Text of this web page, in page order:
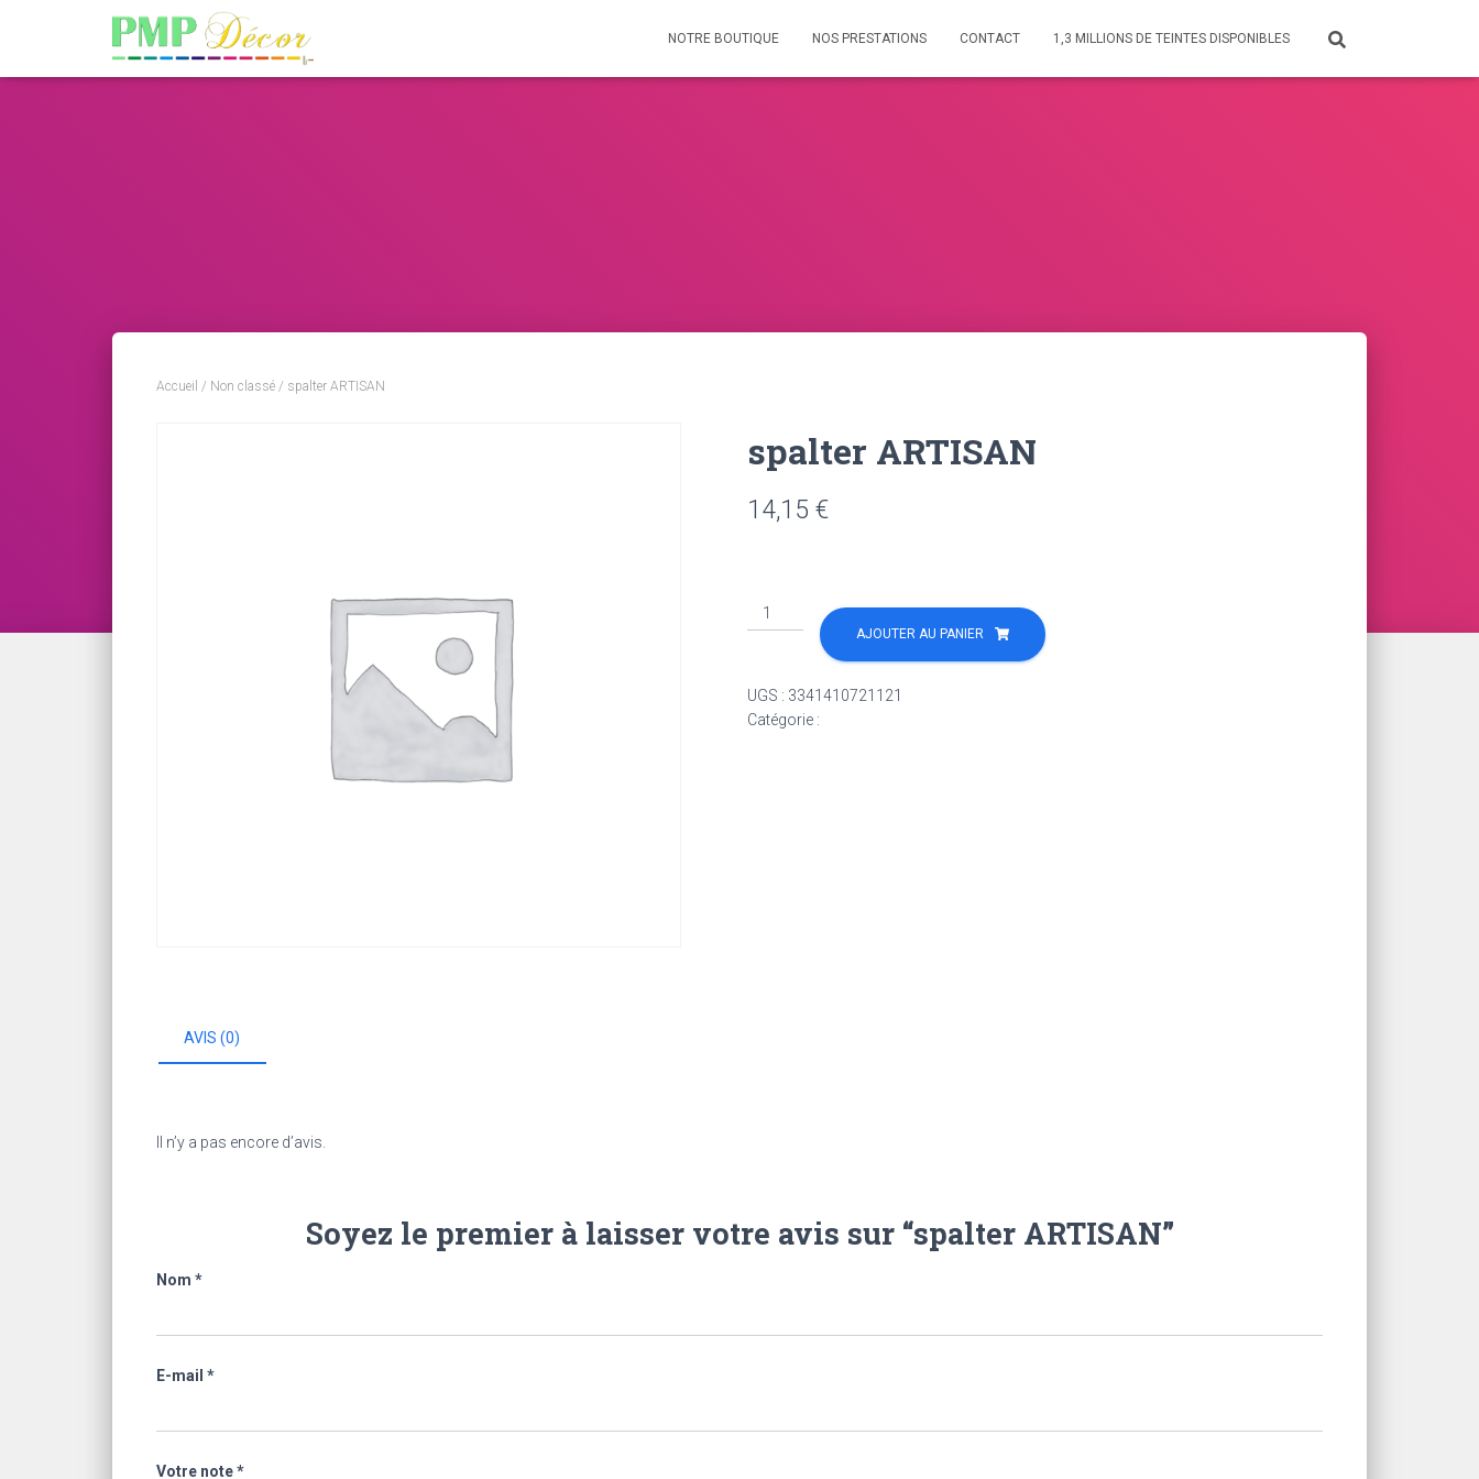
NOTRE BOUTIQUE NOS PRESTATIONS CONTACT 1,3 MILLIONS DE TEINTES DISPONIBLES
Accueil / Non classé / spalter ARTISAN
spalter ARTISAN
14,15 €
quantité
de
AJOUTER AU PANIER
UGS : 3341410721121
Catégorie :
AVIS (0)
Il n’y a pas encore d’avis.
Soyez le premier à laisser votre avis sur “spalter ARTISAN”
Nom *
E-mail *
Votre note*